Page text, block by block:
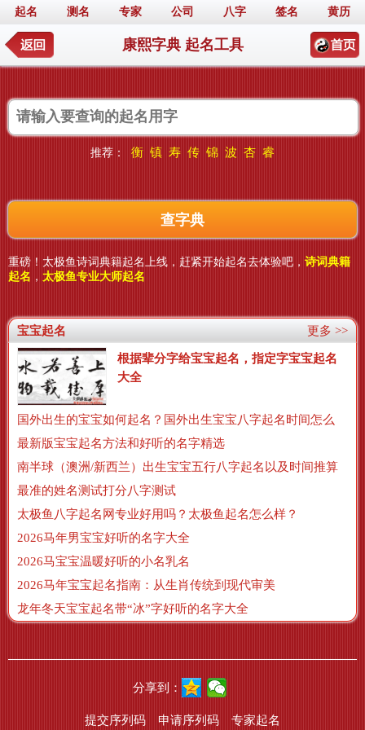
起名 测名 专家 公司 八字 签名 黄历
康熙字典 起名工具
推荐： 衡 镇 寿 传 锦 波 杏 睿
重磅！太极鱼诗词典籍起名上线，赶紧开始起名去体验吧， 诗词典籍
起名 ， 太极鱼专业大师起名
更多 >>
宝宝起名
根据辈分字给宝宝起名，指定字宝宝起名
大全
最新版宝宝起名方法和好听的名字精选
南半球（澳洲/新西兰）出生宝宝五行八字起名以及时间推算
最准的姓名测试打分八字测试
太极鱼八字起名网专业好用吗？太极鱼起名怎么样？
2026马年男宝宝好听的名字大全
2026马宝宝温暖好听的小名乳名
2026马年宝宝起名指南：从生肖传统到现代审美
龙年冬天宝宝起名带“冰”字好听的名字大全
分享到：
提交序列码 申请序列码 专家起名